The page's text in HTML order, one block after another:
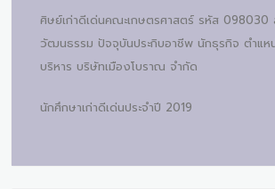
ศิษย์เก่าดีเด่นคณะเกษตรศาสตร์ รหัส 098030
วัฒนธรรม ปัจจุบันประกิบอาชีพ นักธุรกิจ ตำแห
บริหาร บริษัทเมืองโบราณ จำกัด
นักศึกษาเก่าดีเด่นประจำปี 2019